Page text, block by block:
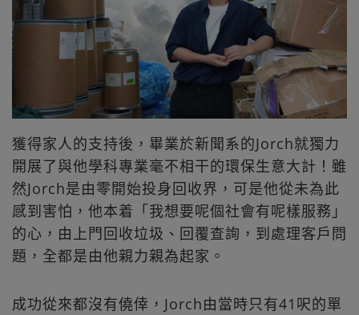
獲得家人的支持後，畢業於新聞系的Jorch就獨力
開展了與他學科專業毫不相干的環保生意大計！雖
然Jorch是由零開始投身回收界，可是他從未為此
感到害怕，他本着「我想要呢個社會有呢樣服務」
的心，由上門回收垃圾、回覆查詢，到處理客戶問
題，全都是由他親力親為起家。
成功從來都沒有僥倖，Jorch由當時只有41呎的單